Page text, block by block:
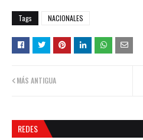
Tags NACIONALES
MÁS ANTIGUA
REDES